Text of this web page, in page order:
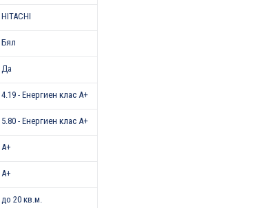
HITACHI
Бял
Да
4.19 - Енергиен клас A+
5.80 - Енергиен клас A+
A+
A+
до 20 кв.м.